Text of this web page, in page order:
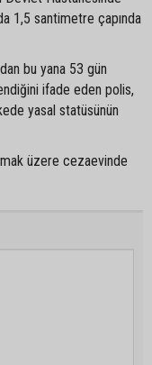
1,5 santimetre çapında
bu yana 53 gün
ifade eden polis,
yasal statüsünün
üzere cezaevinde